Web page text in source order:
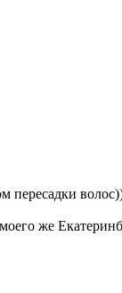
пересадки
же